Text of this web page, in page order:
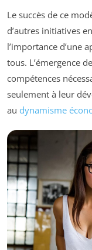
Le succès de ce
d’autres initiatives
l’importance d’une
tous. L’émergence de
compétences
seulement à leur
au dynamisme